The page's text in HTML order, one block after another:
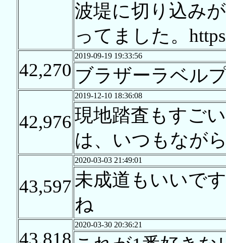
波堤に切り込み
ってました。
42,270
2019-09-19 19:33:56
ブラザーラベル
42,976
2019-12-10 18:36:08
現地踏査もすご
は、いつもなが
43,597
2020-03-03 21:49:01
未成道もいいで
ね
2020-03-30 20:36:21